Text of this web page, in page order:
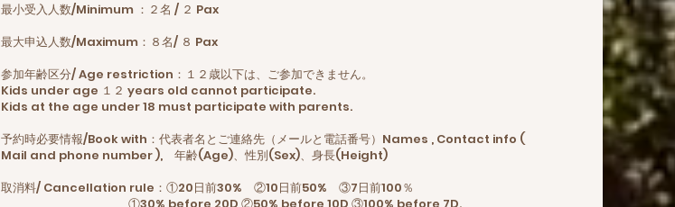
最小受入人数/Minimum ：２名 / ２ Pax
最大申込人数/Maximum：８名/ ８ Pax
参加年齢区分/ Age restriction：１２歳以下は、ご参加できません。
Kids under age １２ years old cannot participate.
Kids at the age under 18 must participate with parents.
予約時必要情報/Book with：代表者名とご連絡先（メールと電話番号）Names , Contact info (
Mail and phone number ), 年齢(Age)、性別(Sex)、身長(Height)
取消料/ Cancellation rule：①20日前30% ②10日前50% ③7日前100％